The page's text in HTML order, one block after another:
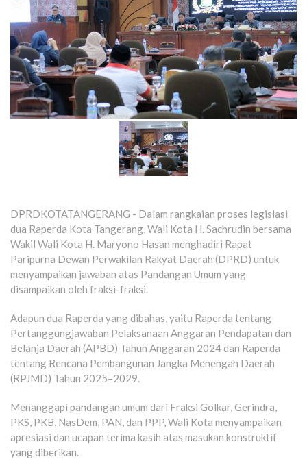
DPRDKOTATANGERANG - Dalam rangkaian proses legislasi
dua Raperda Kota Tangerang, Wali Kota H. Sachrudin bersama
Wakil Wali Kota H. Maryono Hasan menghadiri Rapat
Paripurna Dewan Perwakilan Rakyat Daerah (DPRD) untuk
menyampaikan jawaban atas Pandangan Umum yang
disampaikan oleh fraksi-fraksi.
Adapun dua Raperda yang dibahas, yaitu Raperda tentang
Pertanggungjawaban Pelaksanaan Anggaran Pendapatan dan
Belanja Daerah (APBD) Tahun Anggaran 2024 dan Raperda
tentang Rencana Pembangunan Jangka Menengah Daerah
(RPJMD) Tahun 2025–2029.
Menanggapi pandangan umum dari Fraksi Golkar, Gerindra,
PKS, PKB, NasDem, PAN, dan PPP, Wali Kota menyampaikan
apresiasi dan ucapan terima kasih atas masukan konstruktif
yang diberikan.